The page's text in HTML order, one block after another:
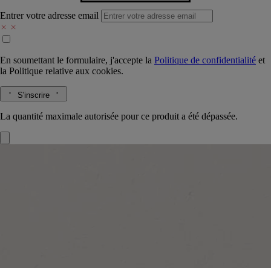
Entrer votre adresse email
En soumettant le formulaire, j'accepte la Politique de confidentialité et
la Politique relative aux cookies.
S'inscrire
La quantité maximale autorisée pour ce produit a été dépassée.